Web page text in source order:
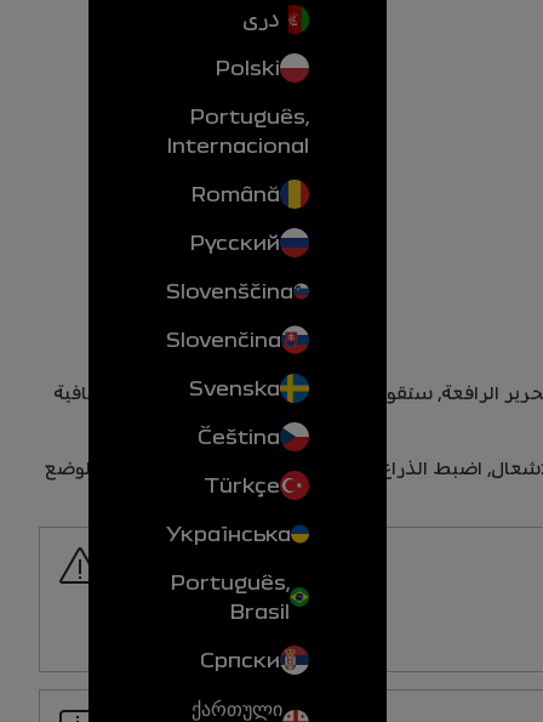
دری
Polski
Português,
Internacional
Română
Русский
Slovenščina
Slovenčina
Svenska
Čeština
Türkçe
Українська
Português,
Brasil
Српски
ქართული
الرافعة، ستقوم المساحات بإكمال ثلاث مسحات إضافية
اضبط الذراع في وضع لغرض الوصول لوضع